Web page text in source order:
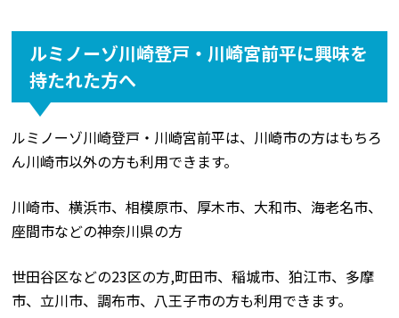
ルミノーゾ川崎登戸・川崎宮前平に興味を
持たれた方へ
ルミノーゾ川崎登戸・川崎宮前平は、川崎市の方はもちろ
ん川崎市以外の方も利用できます。
川崎市、横浜市、相模原市、厚木市、大和市、海老名市、
座間市などの神奈川県の方
世田谷区などの23区の方,町田市、稲城市、狛江市、多摩
市、立川市、調布市、八王子市の方も利用できます。